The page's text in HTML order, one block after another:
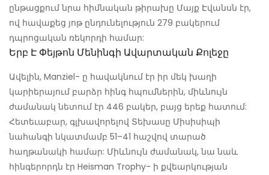
ընթացքում նրա հիմնական թիրախը Մայք Էվանսն էր,
ով հավաքեց յոթ ընդունելություն 279 բակերում
դպրոցական ռեկորդի համար:
Երբ Է Փեյթոն Մենինգի Ավարտական ​​քոլեջը
Ավելին, Manziel- ը հավակնում էր իր մեկ խաղի
կարիերայում բարձր հինգ հպումներին, միևնույն
ժամանակ նետում էր 446 բակեր, բայց երեք հատում:
Հետեւաբար, գլխավորելով Տեխասը Միսիսիպի
նահանգի նկատմամբ 51–41 հաշվով տարած
հաղթանակի համար: Միևնույն ժամանակ, նա նաև
հինգերորդն էր Heisman Trophy- ի քվեարկության